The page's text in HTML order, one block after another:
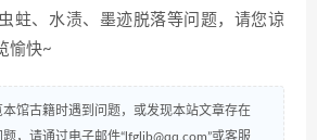
蛀、水渍、墨迹脱落等问题，请您谅
愉快~
馆古籍时遇到问题，或发现本站文章存在
，请通过电子邮件“lfglib@qq.com”或客服